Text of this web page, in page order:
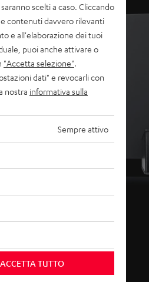
scelti a caso. Cliccando
contenuti davvero rilevanti
e all'elaborazione dei tuoi
puoi anche attivare o
"Accetta selezione"
dati" e revocarli con
nostra informativa sulla
Sempre attivo
ACCETTA TUTTO